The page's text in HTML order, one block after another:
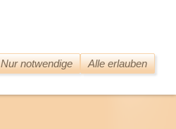
Nur notwendige Alle erlauben